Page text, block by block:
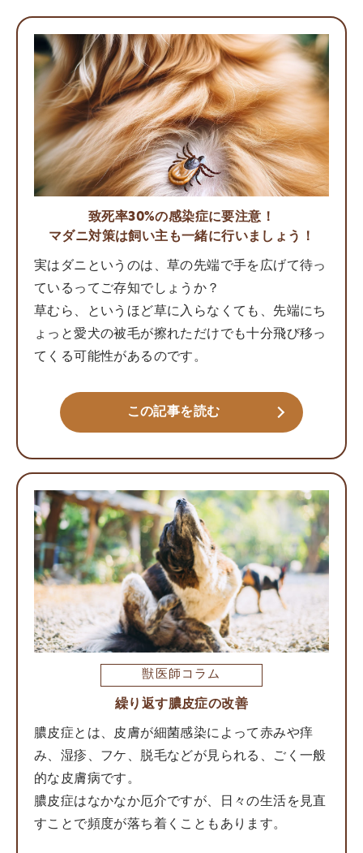
致死率30%の感染症に要注意！
マダニ対策は飼い主も一緒に行いましょう！
実はダニというのは、草の先端で手を広げて待っ
ているってご存知でしょうか？
草むら、というほど草に入らなくても、先端にち
ょっと愛犬の被毛が擦れただけでも十分飛び移っ
てくる可能性があるのです。
この記事を読む
獣医師コラム
繰り返す膿皮症の改善
膿皮症とは、皮膚が細菌感染によって赤みや痒
み、湿疹、フケ、脱毛などが見られる、ごく一般
的な皮膚病です。
膿皮症はなかなか厄介ですが、日々の生活を見直
すことで頻度が落ち着くこともあります。